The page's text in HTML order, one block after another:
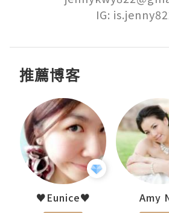
IG:
推薦博客
♥Eunice♥ Amy